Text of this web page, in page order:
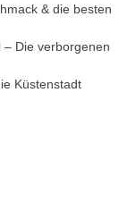
& die besten
– Die verborgenen
Küstenstadt